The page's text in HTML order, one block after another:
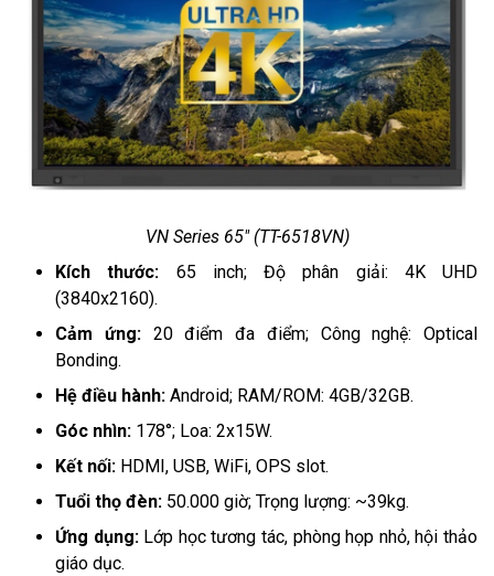
VN Series 65" (TT-6518VN)
Kích thước: 65 inch; Độ phân giải: 4K UHD
(3840x2160).
Cảm ứng: 20 điểm đa điểm; Công nghệ: Optical
Bonding.
Hệ điều hành: Android; RAM/ROM: 4GB/32GB.
Góc nhìn: 178°; Loa: 2x15W.
Kết nối: HDMI, USB, WiFi, OPS slot.
Tuổi thọ đèn: 50.000 giờ; Trọng lượng: ~39kg.
Ứng dụng:Lớp học tương tác, phòng họp nhỏ, hội thảo
giáo dục.